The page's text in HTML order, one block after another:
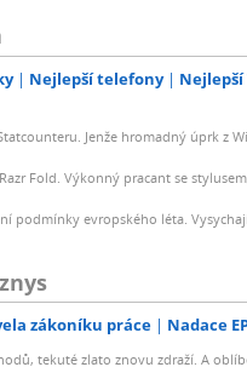
Nejlepší telefony
Nejlepší
Jenže hromadný úprk z
Fold. Výkonný pracant se
podmínky evropského léta.
zákoníku práce Nadace
tekuté zlato znovu zdraží. A